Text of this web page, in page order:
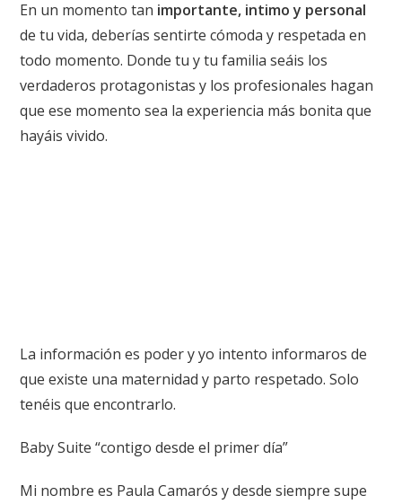
En un momento tan importante, intimo y personal
de tu vida, deberías sentirte cómoda y respetada en
todo momento. Donde tu y tu familia seáis los
verdaderos protagonistas y los profesionales hagan
que ese momento sea la experiencia más bonita que
hayáis vivido.
La información es poder y yo intento informaros de
que existe una maternidad y parto respetado. Solo
tenéis que encontrarlo.
Baby Suite “contigo desde el primer día”
Mi nombre es Paula Camarós y desde siempre supe